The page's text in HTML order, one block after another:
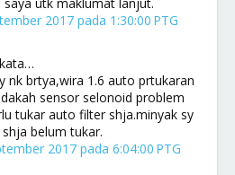
2017 pada 1:30:00 PTG
nk brtya,wira 1.6 auto prtukaran
sensor selonoid problem
tukar auto filter shja.minyak sy
belum tukar.
2017 pada 6:04:00 PTG